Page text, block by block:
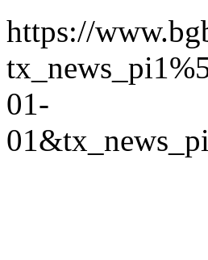
https://
01-